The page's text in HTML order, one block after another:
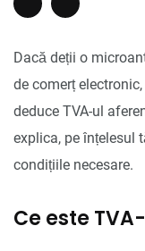
Dacă deții o
de comerț
deduce TVA-ul
explica, pe înțelesul
condițiile necesare.
Ce este